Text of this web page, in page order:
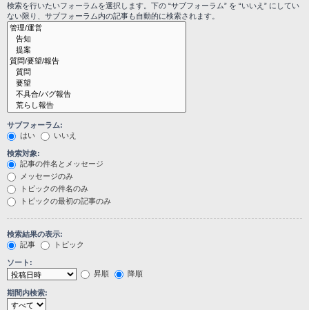
検索を行いたいフォーラムを選択します。下の “サブフォーラム” を “いいえ” にしてい
ない限り、サブフォーラム内の記事も自動的に検索されます。
サブフォーラム:
はい
いいえ
検索対象:
記事の件名とメッセージ
メッセージのみ
トピックの件名のみ
トピックの最初の記事のみ
検索結果の表示:
記事
トピック
ソート:
昇順
降順
期間内検索: